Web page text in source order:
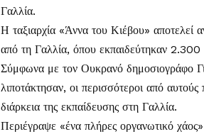
Γαλλία.
Η ταξιαρχία «Άννα του Κιέβου» αποτελεί
από τη Γαλλία, όπου εκπαιδεύτηκαν
Σύμφωνα με τον Ουκρανό δημοσιογράφο
λιποτάκτησαν, οι περισσότεροι από
διάρκεια της εκπαίδευσης στη Γαλλία.
Περιέγραψε «ένα πλήρες οργανωτικό